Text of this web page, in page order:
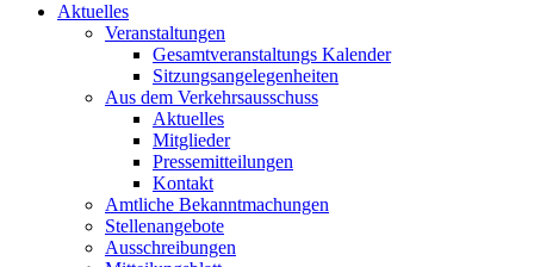
Aktuelles
Veranstaltungen
Gesamtveranstaltungs Kalender
Sitzungsangelegenheiten
Aus dem Verkehrsausschuss
Aktuelles
Mitglieder
Pressemitteilungen
Kontakt
Amtliche Bekanntmachungen
Stellenangebote
Ausschreibungen